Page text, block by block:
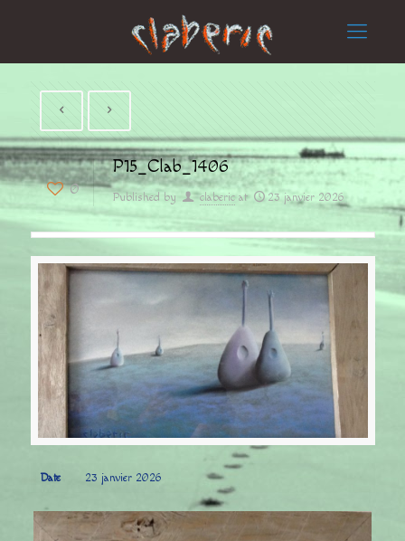
0
P15_Clab_1406
Published by claberic at 23 janvier 2026
Date 23 janvier 2026